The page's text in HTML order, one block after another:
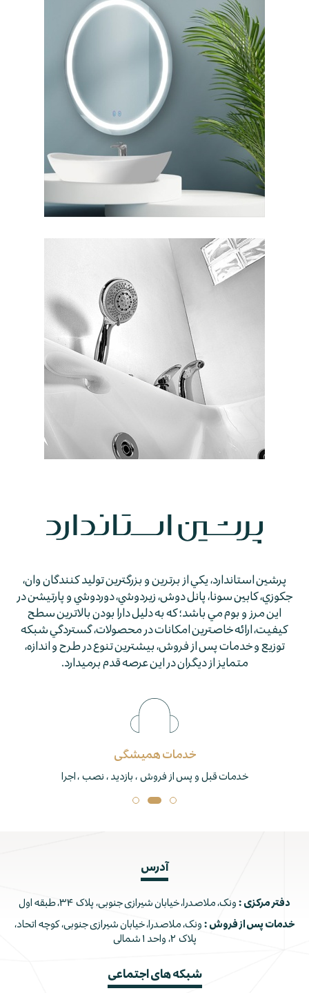
پرشين استاندارد، يكي از برترين و بزرگترين توليد كنندگان وان،
جكوزي، كابين سونا، پانل دوش، زيردوشي، دوردوشي و پارتيشن در
اين مرز و بوم مي باشد؛ كه به دليل دارا بودن بالاترين سطح
كيفيت، ارائه خاصترين امكانات در محصولات، گستردگي شبكه
توزيع و خدمات پس از فروش، بيشترين تنوع در طرح و اندازه،
متمايز از ديگران در اين عرصه قدم برمي­دارد.
خدمات همیشگی
خدمات قبل و پس از فروش ، بازدید ، نصب ، اجرا
آدرس
دفتر مرکزی : ونک، ملاصدرا، خیابان شیرازی جنوبی، پلاک ۳۴، طبقه اول
خدمات پس از فروش : ونک، ملاصدرا، خیابان شیرازی جنوبی، کوچه اتحاد،
پلاک ۲، واحد ۱ شمالی
شبکه های اجتماعی